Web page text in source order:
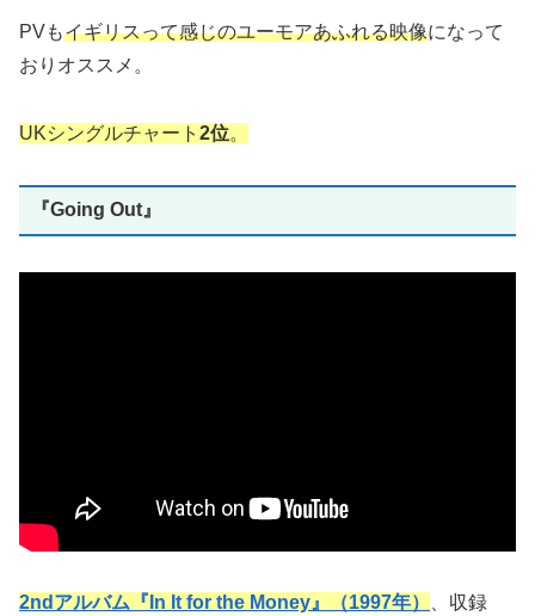
PVもイギリスって感じのユーモアあふれる映像になって
おりオススメ。
UKシングルチャート 2位。
『Going Out』
2ndアルバム『In It for the Money』（1997年） 、収録